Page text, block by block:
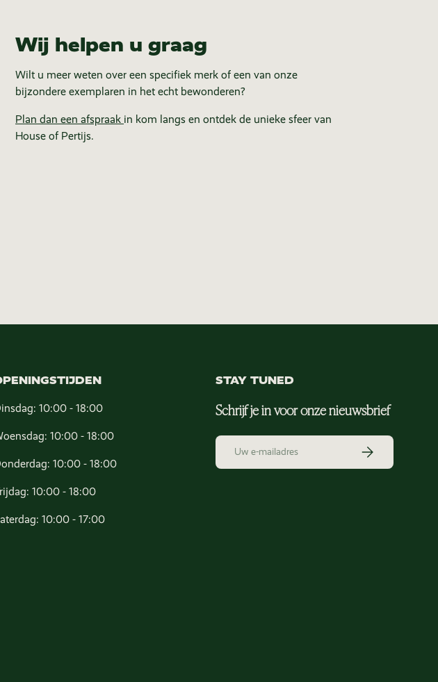
Wij helpen u graag
Wilt u meer weten over een specifiek merk of een van onze
bijzondere exemplaren in het echt bewonderen?
Plan dan een afspraak in kom langs en ontdek de unieke sfeer van
House of Pertijs.
10:00 - 18:00
10:00 - 18:00
10:00 - 18:00
10:00 - 18:00
10:00 - 17:00
STAY TUNED
Schrijf je in voor onze nieuwsbrief
E-mailadres Abonneer